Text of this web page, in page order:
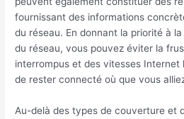
fournissant des informations
du réseau. En donnant la priorité à
du réseau, vous pouvez éviter la
interrompus et des vitesses Internet
de rester connecté où que vous
Au-delà des types de couverture et